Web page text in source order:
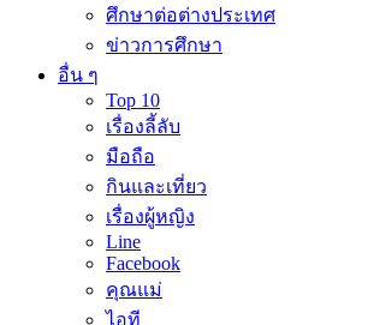
ศึกษาต่อต่างประเทศ
ข่าวการศึกษา
อื่น ๆ
Top 10
เรื่องลี้ลับ
มือถือ
กินและเที่ยว
เรื่องผู้หญิง
Line
Facebook
คุณแม่
ไอที